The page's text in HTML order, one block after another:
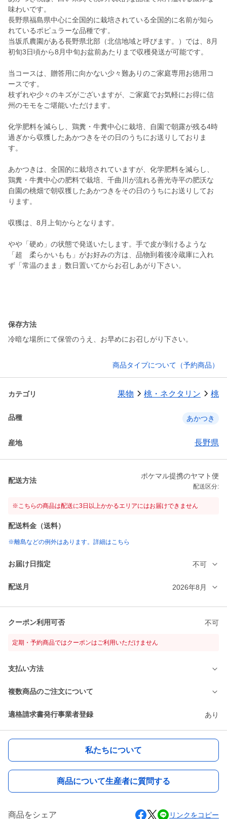
味わいです。
長野県福島県中心に全国的に栽培されている全国的に名前が知ら
れているポピュラーな品種です。
当坂爪農園がある長野県北部（北信地域と呼びます。）では、8月
初旬3日頃から8月中旬お盆前あたりまで収穫発送が可能です。
当コースは、贈答用に向かない少々難ありのご家庭専用お徳用コ
ースです。
枝ずれや少々のキズがございますが、ご家庭でお気軽にお得に信
州のモモをご堪能いただけます。
化学肥料を減らし、鶏糞・牛糞中心に栽培、自園で朝露が残る4時
過ぎから収獲したあかつきをその日のうちにお送りしておりま
す。
あかつきは、全国的に栽培されていますが、化学肥料を減らし、
鶏糞・牛糞中心の肥料で栽培、千曲川が流れる善光寺平の肥沃な
自園の桃畑で朝収獲したあかつきをその日のうちにお送りしてお
ります。
収獲は、8月上旬からとなります。
やや「硬め」の状態で発送いたします。手で皮が剝けるような
「超 柔らかいもも」がお好みの方は、品物到着後冷蔵庫に入れ
ず「常温のまま」数日置いてからお召しあがり下さい。
保存方法
冷暗な場所にて保管のうえ、お早めにお召しがり下さい。
商品タイプについて（予約商品）
カテゴリ 果物 桃・ネクタリン 桃
品種 あかつき
産地 長野県
配送方法
ポケマル提携のヤマト便
配送区分:
※こちらの商品は配送に3日以上かかるエリアにはお届けできません
配送料金（送料）
※離島などの例外はあります。詳細はこちら
お届け日指定 不可
配送月 2026年8月
クーポン利用可否 不可
定期・予約商品ではクーポンはご利用いただけません
支払い方法
複数商品のご注文について
適格請求書発行事業者登録 あり
私たちについて
商品について生産者に質問する
商品をシェア リンクをコピー